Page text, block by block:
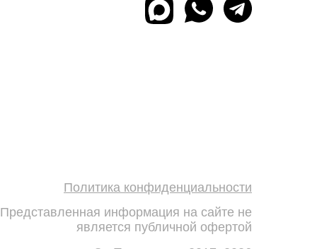
Представленная информация на сайте не
является публичной офертой
Политика конфиденциальности